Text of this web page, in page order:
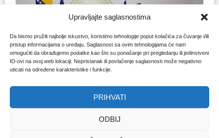
Upravljajte saglasnostima
Da bismo pružili najbolje iskustvo, koristimo tehnologije poput kolačića za čuvanje i/ili
pristup informacijama o uređaju. Saglasnost sa ovim tehnologijama će nam
omogućiti da obrađujemo podatke kao što su ponašanje pri pregledanju ili jedinstveni
ID-ovi na ovoj web lokaciji. Nepristanak ili povlačenje saglasnosti može negativno
uticati na određene karakteristike i funkcije.
PRIHVATI
ODBIJ
Uskoro knjiga Alena Muhića,
rođenog iz čina ratog silovanja